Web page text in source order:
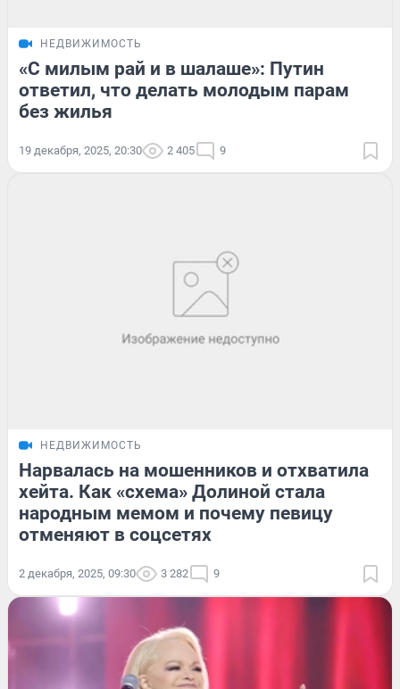
НЕДВИЖИМОСТЬ
«С милым рай и в шалаше»: Путин
ответил, что делать молодым парам
без жилья
19 декабря, 2025, 20:30 2 405 9
НЕДВИЖИМОСТЬ
Нарвалась на мошенников и отхватила
хейта. Как «схема» Долиной стала
народным мемом и почему певицу
отменяют в соцсетях
2 декабря, 2025, 09:30 3 282 9